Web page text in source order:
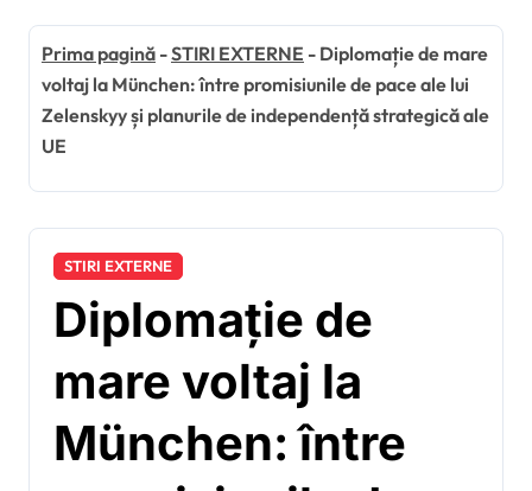
Prima pagină -STIRI EXTERNE - Diplomație de mare
voltaj la München: între promisiunile de pace ale lui
Zelenskyy și planurile de independență strategică ale
UE
STIRI EXTERNE
Diplomație de
mare voltaj la
München: între